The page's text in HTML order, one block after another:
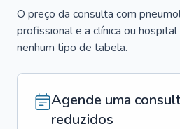
O preço da consulta com
profissional e a clínica ou
nenhum tipo de tabela.
Agende uma
reduzidos